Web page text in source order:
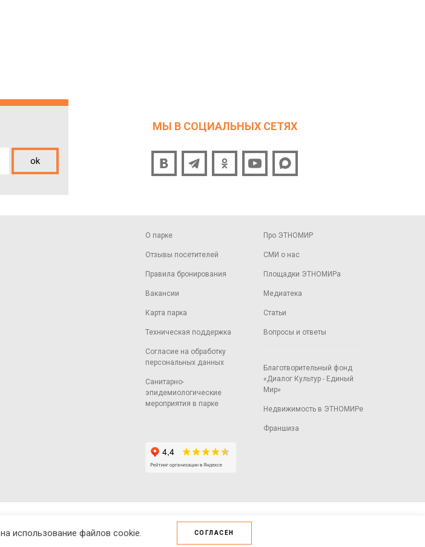
ok
МЫ В СОЦИАЛЬНЫХ СЕТЯХ
О парке
Отзывы посетителей
Правила бронирования
Вакансии
Карта парка
Техническая поддержка
Согласие на обработку
персональных данных
Санитарно-
эпидемиологические
мероприятия в парке
Про ЭТНОМИР
СМИ о нас
Площадки ЭТНОМИРа
Медиатека
Статьи
Вопросы и ответы
Благотворительный фонд
«Диалог Культур - Единый
Мир»
Недвижимость в ЭТНОМИРе
Франшиза
на использование файлов cookie. СОГЛАСЕН